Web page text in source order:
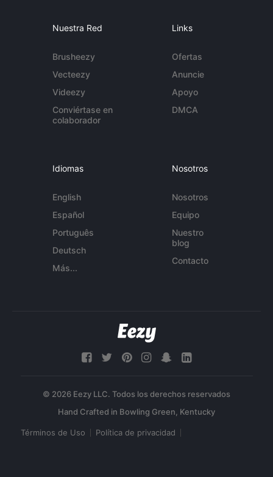
Nuestra Red
Brusheezy
Vecteezy
Videezy
Conviértase en
colaborador
Links
Ofertas
Anuncie
Apoyo
DMCA
Idiomas
English
Español
Português
Deutsch
Más...
Nosotros
Nosotros
Equipo
Nuestro
blog
Contacto
© 2026 Eezy LLC. Todos los derechos reservados
Términos de Uso Política de privacidad